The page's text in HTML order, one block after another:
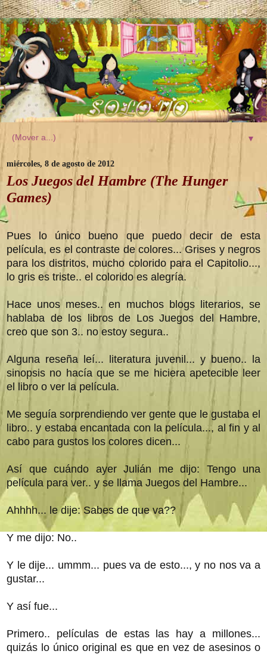
▼
miércoles, 8 de agosto de 2012
Los Juegos del Hambre (The Hunger
Games)
Pues lo único bueno que puedo decir de esta
película, es el contraste de colores... Grises y negros
para los distritos, mucho colorido para el Capitolio...,
lo gris es triste.. el colorido es alegría.
Hace unos meses.. en muchos blogs literarios, se
hablaba de los libros de Los Juegos del Hambre,
creo que son 3.. no estoy segura..
Alguna reseña leí... literatura juvenil... y bueno.. la
sinopsis no hacía que se me hiciera apetecible leer
el libro o ver la película.
Me seguía sorprendiendo ver gente que le gustaba el
libro.. y estaba encantada con la película..., al fin y al
cabo para gustos los colores dicen...
Así que cuándo ayer Julián me dijo: Tengo una
película para ver.. y se llama Juegos del Hambre...
Ahhhh... le dije: Sabes de que va??
Y me dijo: No..
Y le dije... ummm... pues va de esto..., y no nos va a
gustar...
Y así fue...
Primero.. películas de estas las hay a millones...
quizás lo único original es que en vez de asesinos o